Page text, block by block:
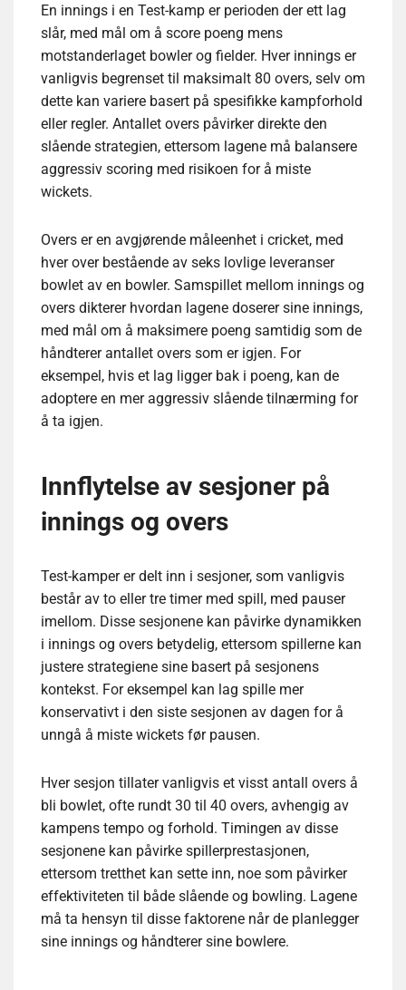
En innings i en Test-kamp er perioden der ett lag
slår, med mål om å score poeng mens
motstanderlaget bowler og fielder. Hver innings er
vanligvis begrenset til maksimalt 80 overs, selv om
dette kan variere basert på spesifikke kampforhold
eller regler. Antallet overs påvirker direkte den
slående strategien, ettersom lagene må balansere
aggressiv scoring med risikoen for å miste
wickets.
Overs er en avgjørende måleenhet i cricket, med
hver over bestående av seks lovlige leveranser
bowlet av en bowler. Samspillet mellom innings og
overs dikterer hvordan lagene doserer sine innings,
med mål om å maksimere poeng samtidig som de
håndterer antallet overs som er igjen. For
eksempel, hvis et lag ligger bak i poeng, kan de
adoptere en mer aggressiv slående tilnærming for
å ta igjen.
Innflytelse av sesjoner på
innings og overs
Test-kamper er delt inn i sesjoner, som vanligvis
består av to eller tre timer med spill, med pauser
imellom. Disse sesjonene kan påvirke dynamikken
i innings og overs betydelig, ettersom spillerne kan
justere strategiene sine basert på sesjonens
kontekst. For eksempel kan lag spille mer
konservativt i den siste sesjonen av dagen for å
unngå å miste wickets før pausen.
Hver sesjon tillater vanligvis et visst antall overs å
bli bowlet, ofte rundt 30 til 40 overs, avhengig av
kampens tempo og forhold. Timingen av disse
sesjonene kan påvirke spillerprestasjonen,
ettersom tretthet kan sette inn, noe som påvirker
effektiviteten til både slående og bowling. Lagene
må ta hensyn til disse faktorene når de planlegger
sine innings og håndterer sine bowlere.